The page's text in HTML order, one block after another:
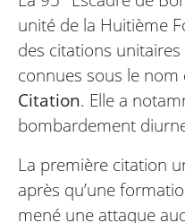
unité de la Huitième
des citations
connues sous le nom
Citation. Elle a
bombardement
La première citation
après qu’une
mené une attaque